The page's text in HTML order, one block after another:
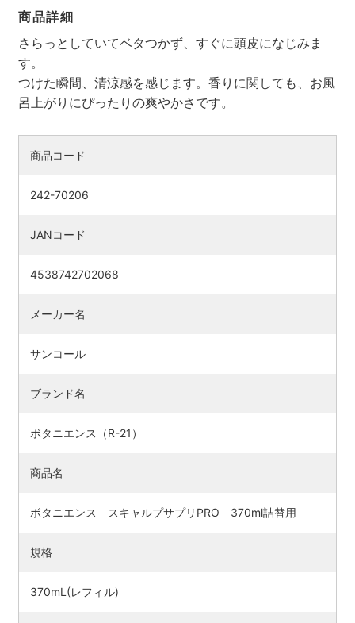
商品詳細
さらっとしていてベタつかず、すぐに頭皮になじみま
す。
つけた瞬間、清涼感を感じます。香りに関しても、お風
呂上がりにぴったりの爽やかさです。
商品コード
242-70206
JANコード
4538742702068
メーカー名
サンコール
ブランド名
ボタニエンス（R-21）
商品名
ボタニエンス スキャルプサプリPRO 370ml詰替用
規格
370mL(レフィル)